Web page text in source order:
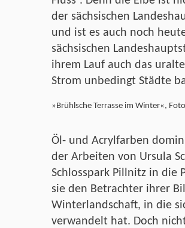
der sächsischen
und ist es auch noch
sächsischen
ihrem Lauf auch das
Strom unbedingt Städte
»Brühlsche Terrasse im Winter«,
Öl- und Acrylfarben
der Arbeiten von Ursula
Schlosspark Pillnitz in die
sie den Betrachter ihrer
Winterlandschaft, in die
verwandelt hat. Doch